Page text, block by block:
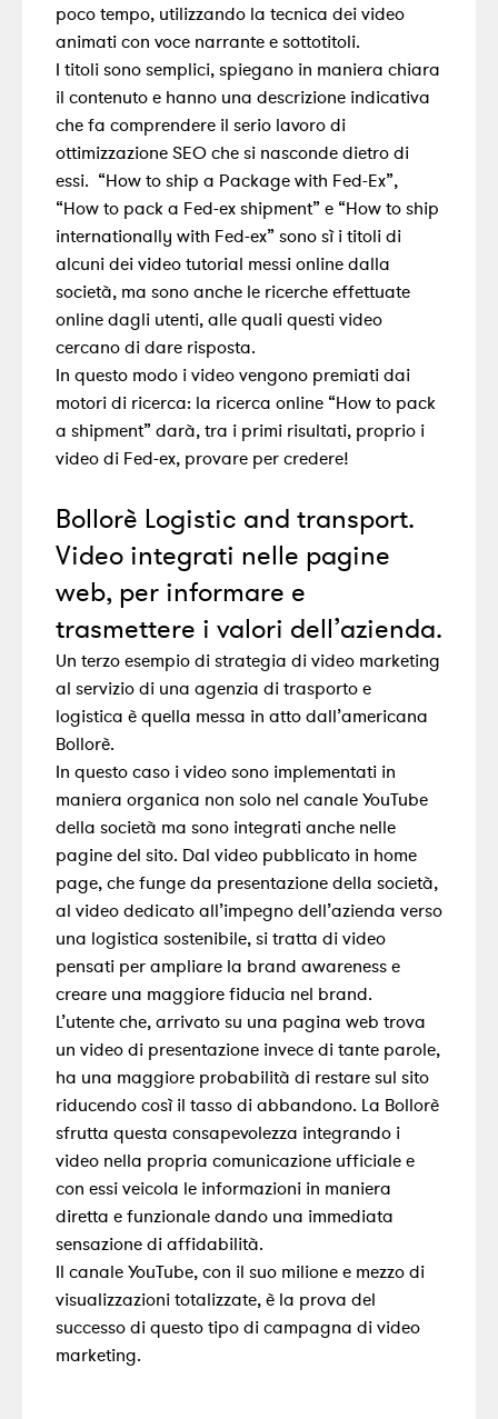
poco tempo, utilizzando la tecnica dei video
animati con voce narrante e sottotitoli.
I titoli sono semplici, spiegano in maniera chiara
il contenuto e hanno una descrizione indicativa
che fa comprendere il serio lavoro di
ottimizzazione SEO che si nasconde dietro di
essi. “How to ship a Package with Fed-Ex”,
“How to pack a Fed-ex shipment” e “How to ship
internationally with Fed-ex” sono sì i titoli di
alcuni dei video tutorial messi online dalla
società, ma sono anche le ricerche effettuate
online dagli utenti, alle quali questi video
cercano di dare risposta.
In questo modo i video vengono premiati dai
motori di ricerca: la ricerca online “How to pack
a shipment” darà, tra i primi risultati, proprio i
video di Fed-ex, provare per credere!
Bollorè Logistic and transport.
Video integrati nelle pagine
web, per informare e
trasmettere i valori dell’azienda.
Un terzo esempio di strategia di video marketing
al servizio di una agenzia di trasporto e
logistica è quella messa in atto dall’americana
Bollorè.
In questo caso i video sono implementati in
maniera organica non solo nel canale YouTube
della società ma sono integrati anche nelle
pagine del sito. Dal video pubblicato in home
page, che funge da presentazione della società,
al video dedicato all’impegno dell’azienda verso
una logistica sostenibile, si tratta di video
pensati per ampliare la brand awareness e
creare una maggiore fiducia nel brand.
L’utente che, arrivato su una pagina web trova
un video di presentazione invece di tante parole,
ha una maggiore probabilità di restare sul sito
riducendo così il tasso di abbandono. La Bollorè
sfrutta questa consapevolezza integrando i
video nella propria comunicazione ufficiale e
con essi veicola le informazioni in maniera
diretta e funzionale dando una immediata
sensazione di affidabilità.
Il canale YouTube, con il suo milione e mezzo di
visualizzazioni totalizzate, è la prova del
successo di questo tipo di campagna di video
marketing.